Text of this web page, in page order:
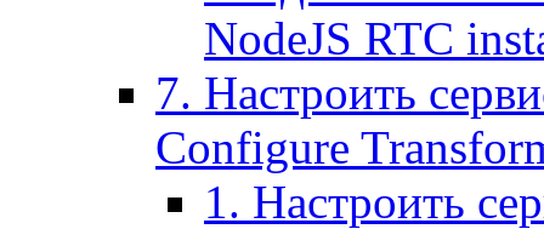
NodeJS RTC
7. Настроить
Configure
1. Настроить